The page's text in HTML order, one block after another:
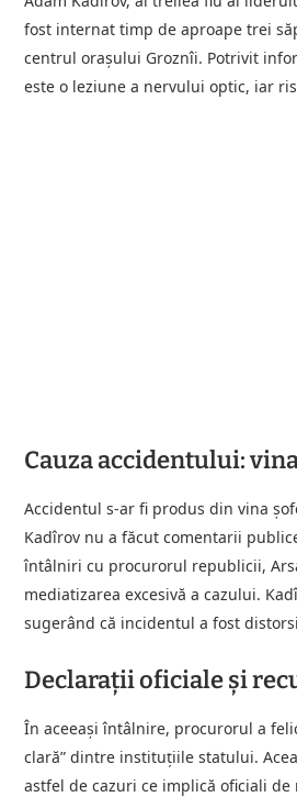
fost internat timp de aproape trei
centrul orașului Groznîi. Potrivit
este o leziune a nervului optic, iar
Cauza accidentului:
Accidentul s-ar fi produs din vina
Kadîrov nu a făcut comentarii
întâlniri cu procurorul republicii,
mediatizarea excesivă a cazului.
sugerând că incidentul a fost
Declarații oficiale și
În aceeași întâlnire, procurorul a
clară” dintre instituțiile statului.
astfel de cazuri ce implică oficiali de